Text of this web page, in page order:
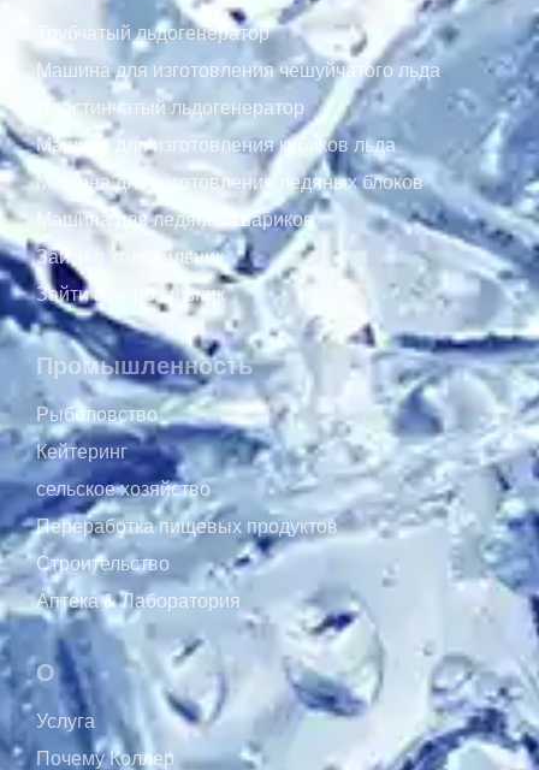
Трубчатый льдогенератор
Машина для изготовления чешуйчатого льда
Пластинчатый льдогенератор
Машина для изготовления кубиков льда
Машина для изготовления ледяных блоков
Машина для ледяных шариков
Зайти в холодильник
Зайти в морозильник
Промышленность
Рыболовство
Кейтеринг
сельское хозяйство
Переработка пищевых продуктов
Строительство
Аптека & Лаборатория
О
Услуга
Почему Коллер